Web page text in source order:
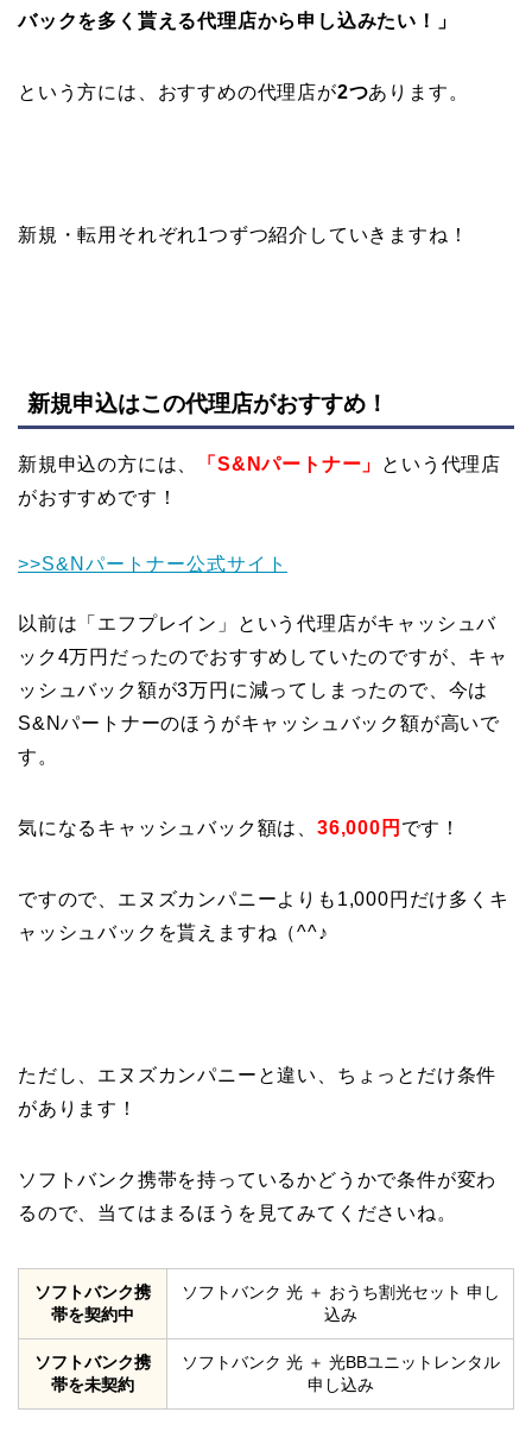
バックを多く貰える代理店から申し込みたい！」
という方には、おすすめの代理店が2つあります。
新規・転用それぞれ1つずつ紹介していきますね！
新規申込はこの代理店がおすすめ！
新規申込の方には、 「S&Nパートナー」
という代理店
がおすすめです！
>>S&Nパートナー公式サイト
以前は「エフプレイン」という代理店がキャッシュバ
ック4万円だったのでおすすめしていたのですが、キャ
ッシュバック額が3万円に減ってしまったので、今は
S&Nパートナーのほうがキャッシュバック額が高いで
す。
気になるキャッシュバック額は、 36,000円 です！
ですので、エヌズカンパニーよりも1,000円だけ多くキ
ャッシュバックを貰えますね（^^♪
ただし、エヌズカンパニーと違い、ちょっとだけ条件
があります！
ソフトバンク携帯を持っているかどうかで条件が変わ
るので、当てはまるほうを見てみてくださいね。
ソフトバンク携
帯を契約中
ソフトバンク 光 ＋ おうち割光セット 申し
込み
ソフトバンク携
帯を未契約
ソフトバンク 光 ＋ 光BBユニットレンタル
申し込み